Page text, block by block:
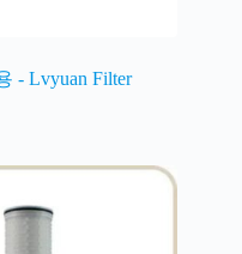
- Lvyuan Filter